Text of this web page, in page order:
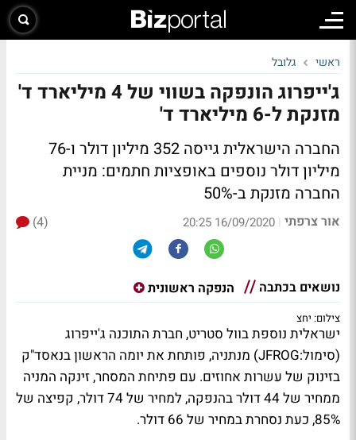
ראשי גלובל
ג'ייפרוג הונפקה בשווי של 4 מיליארד ד'
מזנקת ל-6 מיליארד ד'
החברה הישראלית גייסה 352 מיליון דולר ו-76
מיליון דולר נוספים באופציות חתמים: מניית
החברה מזנקת ב-50%
אור צרפתי |
16/09/2020 20:25
(4)
נושאים בכתבה הנפקה ראשונית
צילום: יחצ
ישראלית נוספת בוול סטריט, חברת התוכנה ג'ייפרוג
(סימול:JFROG) מנתניה, פותחת את יומה הראשון בנאסד"ק
בזינוק של עשרות אחוזים. עם פתיחת המסחר, זינקה המניה
ממחיר של 44 דולר בהנפקה, למחיר של 74 דולר, קפיצה של
85%, כעת נסחרת במחיר של 66 דולר.